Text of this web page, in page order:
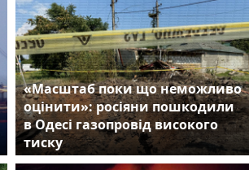
«Масштаб поки що неможливо
оцінити»: росіяни пошкодили
в Одесі газопровід високого
тиску